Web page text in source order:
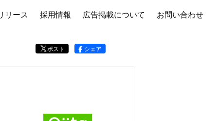
リース 採用情報 広告掲載について お問い合わせ
ポスト シェア